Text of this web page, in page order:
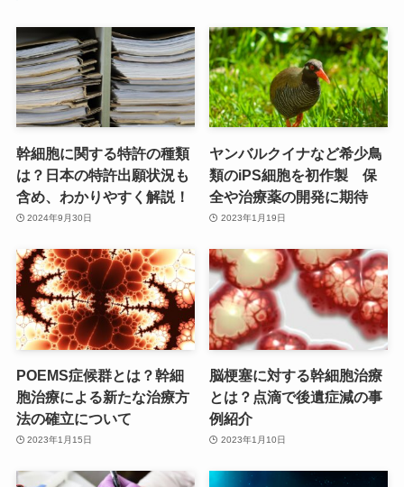
幹細胞に関する特許の種類
は？日本の特許出願状況も
含め、わかりやすく解説！
2024年9月30日
ヤンバルクイナなど希少鳥
類のiPS細胞を初作製 保
全や治療薬の開発に期待
2023年1月19日
POEMS症候群とは？幹細
胞治療による新たな治療方
法の確立について
2023年1月15日
脳梗塞に対する幹細胞治療
とは？点滴で後遺症減の事
例紹介
2023年1月10日